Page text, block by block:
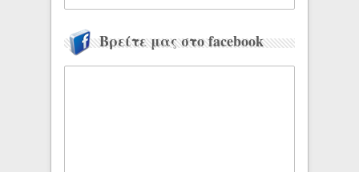
Βρείτε μας στο facebook